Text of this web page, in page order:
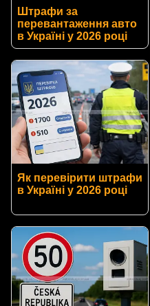
Штрафи за
перевантаження авто
в Україні у 2026 році
Як перевірити штрафи
в Україні у 2026 році